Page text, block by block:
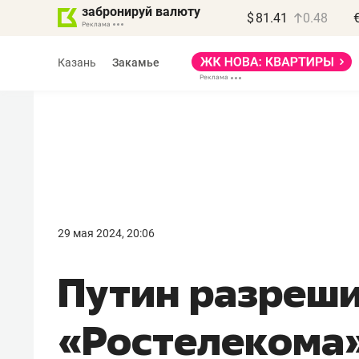
забронируй валюту $ 81.41 0.48
Казань Закамье
29 мая 2024, 20:06
Путинправил, бизнес может
потерять минимум